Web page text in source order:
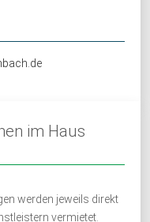
im Haus
werden jeweils direkt
vermietet.